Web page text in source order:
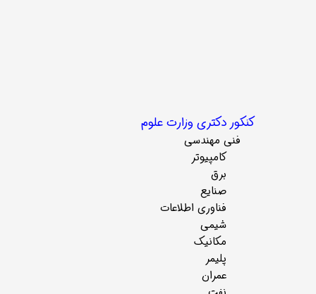
کنکور دکتری وزارت علوم
فنی مهندسی
کامپیوتر
برق
صنایع
فناوری اطلاعات
شیمی
مکانیک
پلیمر
عمران